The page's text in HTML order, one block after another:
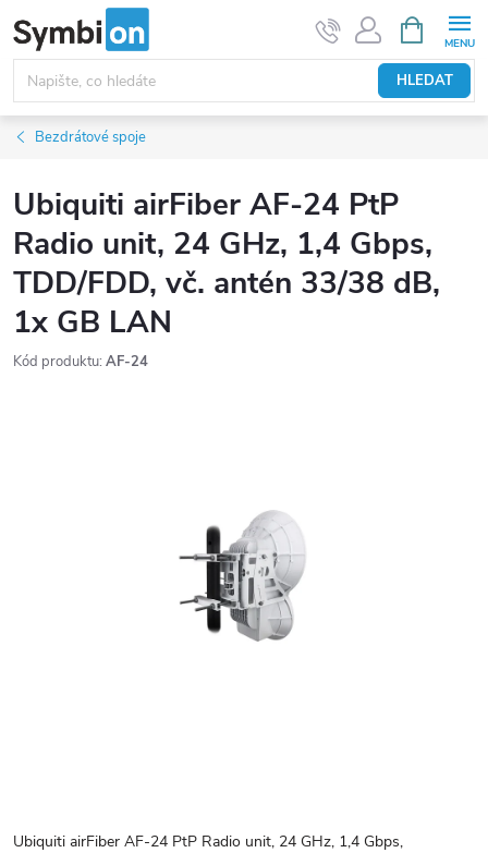
na
obsah
HLEDAT
NÁKUPNÍ
KOŠÍK
Bezdrátové spoje
Ubiquiti airFiber AF-24 PtP
Radio unit, 24 GHz, 1,4 Gbps,
TDD/FDD, vč. antén 33/38 dB,
1x GB LAN
Kód produktu: AF-24
Ubiquiti airFiber AF-24 PtP Radio unit, 24 GHz, 1,4 Gbps,